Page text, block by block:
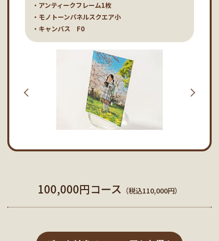
・アンティークフレーム1枚
・モノトーンパネルスクエア小
・キャンバス F0
100,000円コース （税込110,000円）